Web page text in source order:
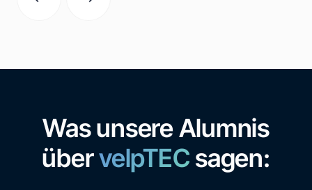
Was unsere Alumnis
übervelpTEC sagen: